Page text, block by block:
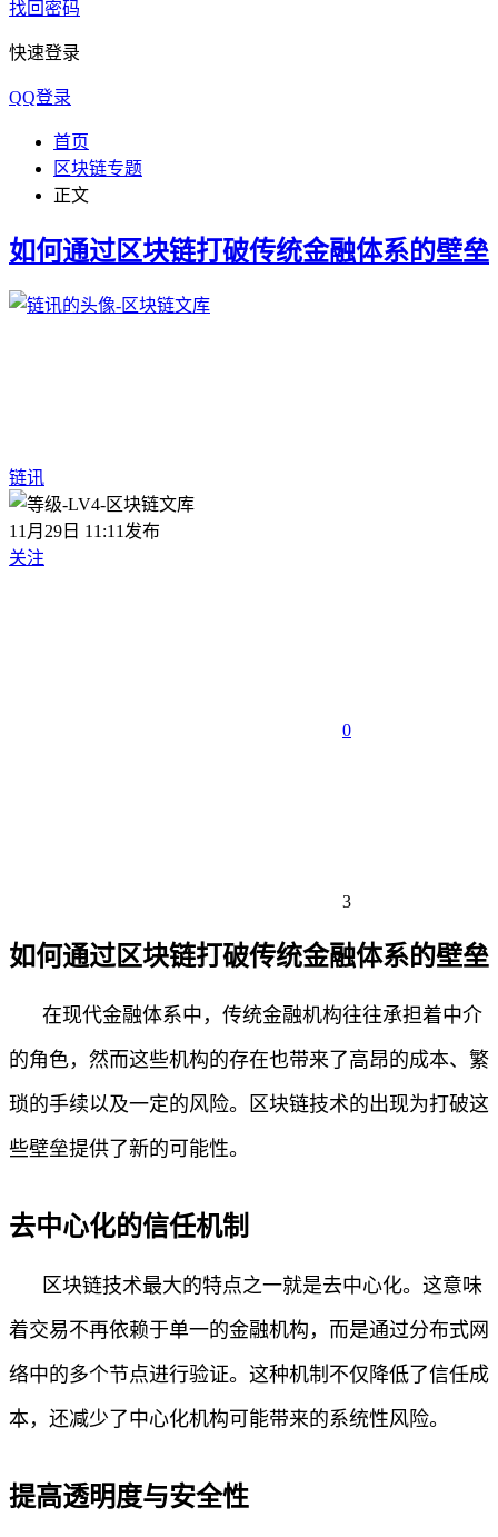
找回密码
快速登录
QQ登录
首页
区块链专题
正文
如何通过区块链打破传统金融体系的壁垒
链讯
11月29日 11:11发布
关注
0
3
如何通过区块链打破传统金融体系的壁垒
在现代金融体系中，传统金融机构往往承担着中介
的角色，然而这些机构的存在也带来了高昂的成本、繁
琐的手续以及一定的风险。区块链技术的出现为打破这
些壁垒提供了新的可能性。
去中心化的信任机制
区块链技术最大的特点之一就是去中心化。这意味
着交易不再依赖于单一的金融机构，而是通过分布式网
络中的多个节点进行验证。这种机制不仅降低了信任成
本，还减少了中心化机构可能带来的系统性风险。
提高透明度与安全性